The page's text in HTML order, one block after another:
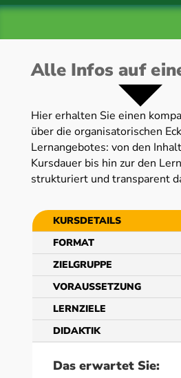
Alle Infos auf
Hier erhalten Sie einen
über die organisatorischen
Lernangebotes: von den
Kursdauer bis hin zur den
strukturiert und transparent
KURSDETAILS
FORMAT
ZIELGRUPPE
VORAUSSETZUNG
LERNZIELE
DIDAKTIK
Das erwartet Sie: